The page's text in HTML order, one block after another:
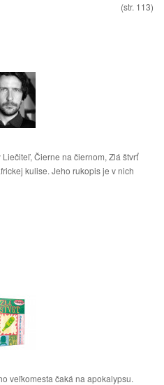
(str. 113)
Čierne na čiernom, Zlá štvrť
kulise. Jeho rukopis je v nich
veľkomesta čaká na apokalypsu.